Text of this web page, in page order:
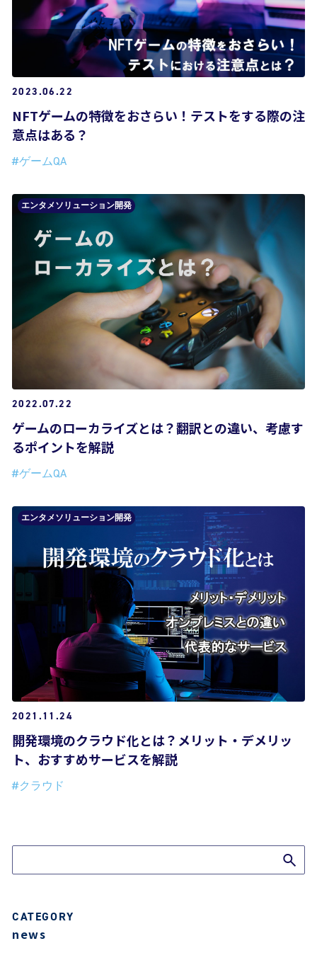
2023.06.22
NFTゲームの特徴をおさらい！テストをする際の注
意点はある？
#ゲームQA
エンタメソリューション開発
2022.07.22
ゲームのローカライズとは？翻訳との違い、考慮す
るポイントを解説
#ゲームQA
エンタメソリューション開発
2021.11.24
開発環境のクラウド化とは？メリット・デメリッ
ト、おすすめサービスを解説
#クラウド
CATEGORY
news